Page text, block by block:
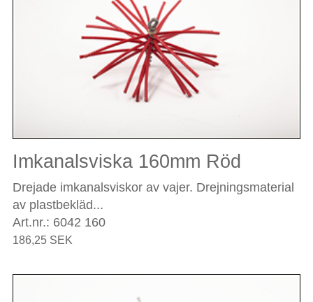
Imkanalsviska 160mm Röd
Drejade imkanalsviskor av vajer. Drejningsmaterial
av plastbekläd...
Art.nr.: 6042 160
186,25 SEK